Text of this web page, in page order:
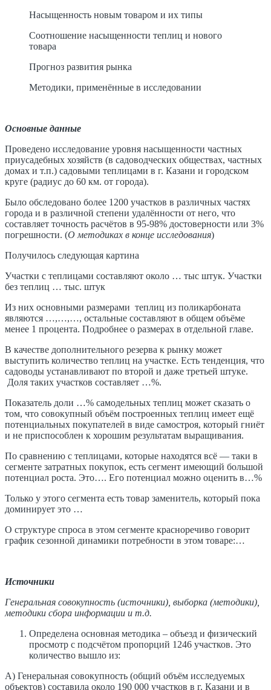
Насыщенность новым товаром и их типы
Соотношение насыщенности теплиц и нового
товара
Прогноз развития рынка
Методики, применённые в исследовании
Основные данные
Проведено исследование уровня насыщенности частных
приусадебных хозяйств (в садоводческих обществах, частных
домах и т.п.) садовыми теплицами в г. Казани и городском
круге (радиус до 60 км. от города).
Было обследовано более 1200 участков в различных частях
города и в различной степени удалённости от него, что
составляет точность расчётов в 95-98% достоверности или 3%
погрешности. (О методиках в конце исследования)
Получилось следующая картина
Участки с теплицами составляют около … тыс штук. Участки
без теплиц … тыс. штук
Из них основными размерами теплиц из поликарбоната
являются …,…,…, остальные составляют в общем объёме
менее 1 процента. Подробнее о размерах в отдельной главе.
В качестве дополнительного резерва к рынку может
выступить количество теплиц на участке. Есть тенденция, что
садоводы устанавливают по второй и даже третьей штуке.
Доля таких участков составляет …%.
Показатель доли …% самодельных теплиц может сказать о
том, что совокупный объём построенных теплиц имеет ещё
потенциальных покупателей в виде самостроя, который гниёт
и не приспособлен к хорошим результатам выращивания.
По сравнению с теплицами, которые находятся всё — таки в
сегменте затратных покупок, есть сегмент имеющий большой
потенциал роста. Это…. Его потенциал можно оценить в…%
Только у этого сегмента есть товар заменитель, который пока
доминирует это …
О структуре спроса в этом сегменте красноречиво говорит
график сезонной динамики потребности в этом товаре:…
Источники
Генеральная совокупность (источники), выборка (методики),
методики сбора информации и т.д.
Определена основная методика – объезд и физический
просмотр с подсчётом пропорций 1246 участков. Это
количество вышло из:
А) Генеральная совокупность (общий объём исследуемых
объектов) составила около 190 000 участков в г. Казани и в